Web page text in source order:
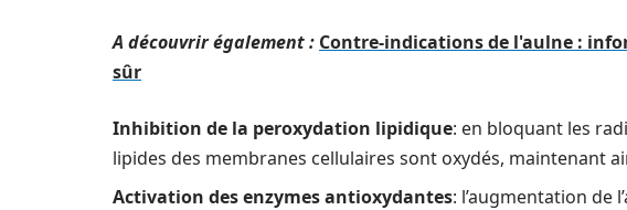
A découvrir également : Contre-indications de l'aulne :
sûr
Inhibition de la peroxydation lipidique: en bloquant les
lipides des membranes cellulaires sont oxydés, maintenant
Activation des enzymes antioxydantes: l’augmentation de